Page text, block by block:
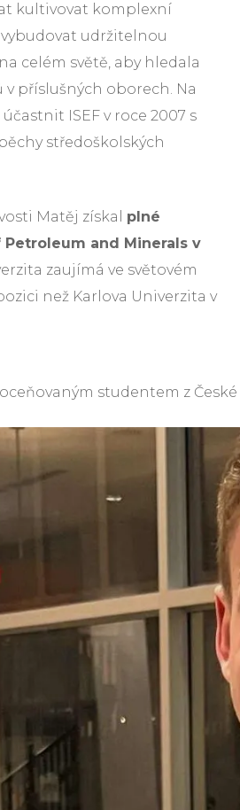
kultivovat komplexní
udržitelnou
celém světě, aby hledala
příslušných oborech. Na
ISEF v roce 2007 s
středoškolských
Matěj získal plné
and Minerals v
zaujímá ve světovém
než Karlova Univerzita v
studentem z